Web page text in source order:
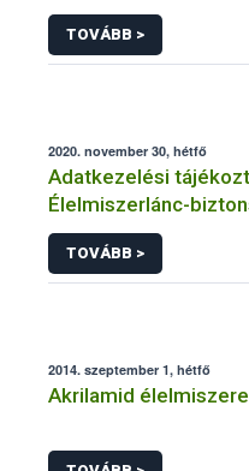
Rendszerben
témakörben
kapcsolódó
TOVÁBB >
2020. november 30, hétfő
Adatkezelési
Élelmiszerlánc-
közérdekű
kapcsolódó
TOVÁBB >
2014. szeptember 1, hétfő
Akrilamid